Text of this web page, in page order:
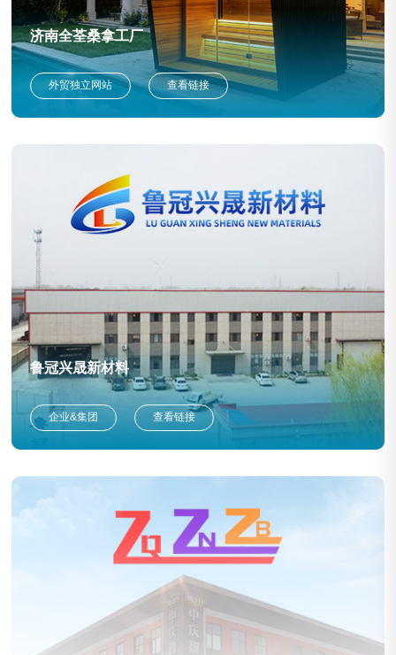
济南全荃桑拿工厂
外贸独立网站 查看链接
鲁冠兴晟新材料
企业&集团 查看链接